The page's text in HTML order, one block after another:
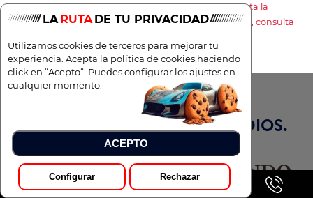
información de está página web no es vinculante hasta la
formalización del contrato. 6. Para entrega a domicilio, consulta
TOTAL RENTING EN LOS MEDIOS.
Pedir Presupuesto
LA RUTA DE TU PRIVACIDAD
Utilizamos cookies de terceros para mejorar tu
experiencia. Acepta la política de cookies haciendo
click en “Acepto“. Puedes configurar los ajustes en
cualquier momento.
ACEPTO
Configurar Rechazar